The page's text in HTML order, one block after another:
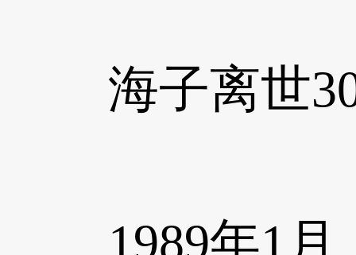
海子离世30
1989年1月